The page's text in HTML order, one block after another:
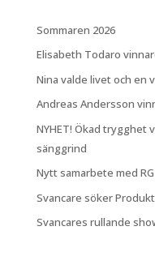
Sommaren 2026
Elisabeth Todaro
Nina valde livet och en
Andreas Andersson
NYHET! Ökad trygghet
sänggrind
Nytt samarbete med
Svancare söker
Svancares rullande